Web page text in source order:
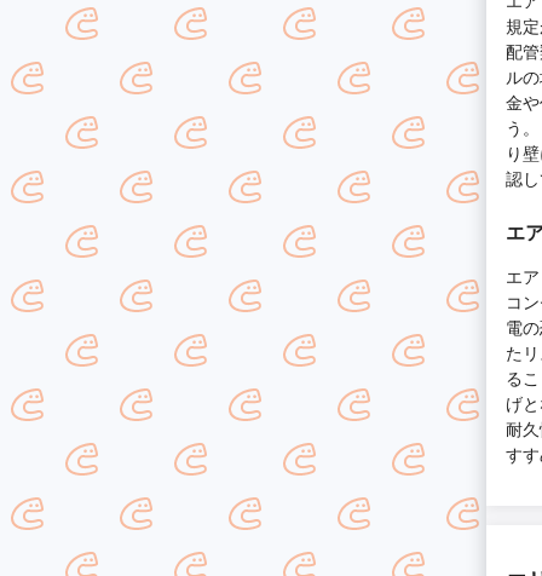
規
配
ル
金
う
り
認
エ
エ
コ
電
た
る
げ
耐
す